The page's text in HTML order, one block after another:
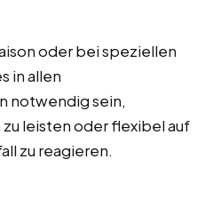
oder bei speziellen
in allen
notwendig sein,
leisten oder flexibel auf
zu reagieren.